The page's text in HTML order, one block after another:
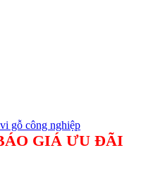
gỗ công nghiệp
GIÁ ƯU ĐÃI